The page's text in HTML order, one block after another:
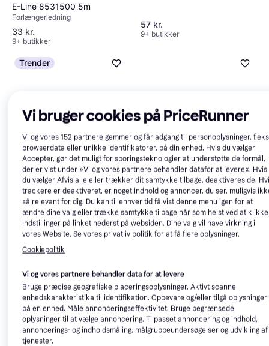
E-Line 8531500 5m
Forlængerledning
33 kr.
9+ butikker
57 kr.
9+ butikker
Trender
Festool plug it-cable H05
RN-F-7.5 7.5m
Forlængerledning
252 kr.
9+ butikker
Wexim 2680 2106620 10m
Forlængerledning
123 kr.
9+ butikker
Vi bruger cookies på PriceRunner
Vi og vores152 partnere gemmer og får adgang til personoplysninger,
browserdata eller unikke identifikatorer, på din enhed. Hvis du vælger
Accepter, gør det muligt for sporingsteknologier at understøtte de formål,
der er vist under »Vi og vores partnere behandler datafor at levere«. Hvis
du vælger Afvis alle eller trækker dit samtykke tilbage, deaktiveres de.
trackere er deaktiveret, er noget indhold og annoncer, du ser, muligvis
så relevant for dig. Du kan til enhver tid få vist denne menu igen for at
ændre dine valg eller trække samtykke tilbage når som helst ved at klikke
Indstillinger på linket nederst på websiden. Dine valg vil have virkning i
vores Website. Se vores privatliv politik for at få flere oplysninger.
Cookiepolitik
Vi og vores partnere behandler data for at levere
Bruge præcise geografiske placeringsoplysninger. Aktivt scanne
enhedskarakteristika til identifikation. Opbevare og/eller tilgå oplysninger
på en enhed. Måle annonceringseffektivitet. Bruge begrænsede
oplysninger til at vælge annoncering. Tilpasset annoncering og indhold,
annoncerings- og indholdsmåling, målgruppeundersøgelser og udvikling af
tjenester.